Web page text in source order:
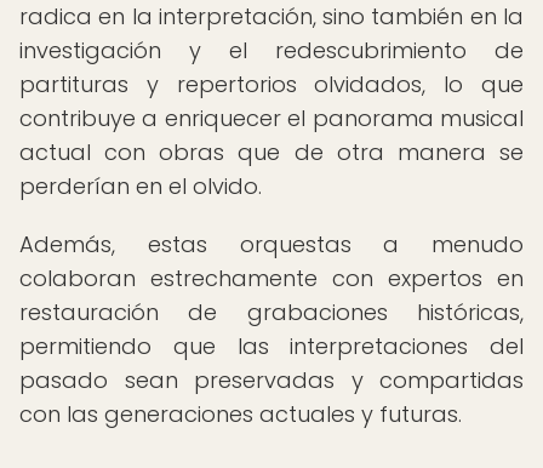
radica en la interpretación, sino también en la
investigación y el redescubrimiento de
partituras y repertorios olvidados, lo que
contribuye a enriquecer el panorama musical
actual con obras que de otra manera se
perderían en el olvido.
Además, estas orquestas a menudo
colaboran estrechamente con expertos en
restauración de grabaciones históricas,
permitiendo que las interpretaciones del
pasado sean preservadas y compartidas
con las generaciones actuales y futuras.